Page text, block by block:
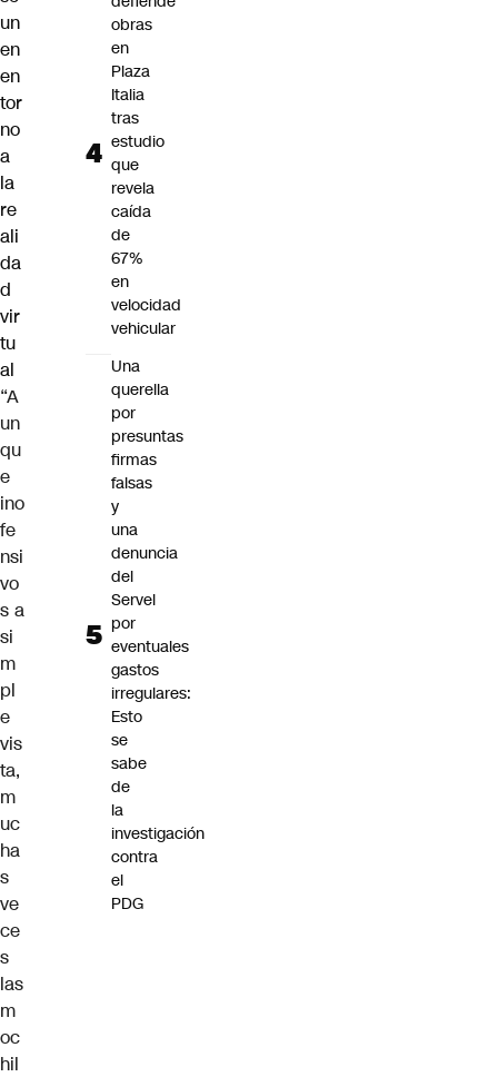
un
en
en
tor
no
a
la
re
ali
da
d
vir
tu
al
“A
un
qu
e
ino
fe
nsi
vo
s a
si
m
pl
e
vis
ta,
m
uc
ha
s
ve
ce
s
las
m
oc
hil
obras
en
Plaza
Italia
tras
estudio
que
revela
caída
de
67%
en
velocidad
vehicular
Una
querella
por
presuntas
firmas
falsas
y
una
denuncia
del
Servel
por
eventuales
gastos
irregulares:
Esto
se
sabe
de
la
investigación
contra
el
PDG